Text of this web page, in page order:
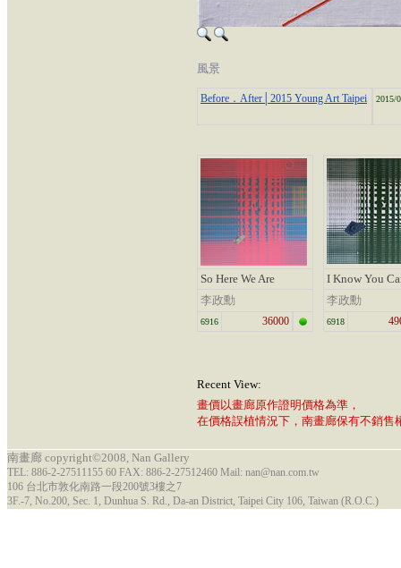
風景
Before．After│2015 Young Art Taipei 2015/
So Here We Are
李政勳
6916 36000
I Know You
李政勳
6918
Recent View:
畫價以畫廊原作證明價格為準，
在價格誤植情況下，南畫廊保有不銷售
南畫廊 copyright©2008, Nan Gallery
TEL: 886-2-27511155 60 FAX: 886-2-27512460 Mail: nan@nan.com.tw
106 台北市敦化南路一段200號3樓之7
3F.-7, No.200, Sec. 1, Dunhua S. Rd., Da-an District, Taipei City 106, Taiwan (R.O.C.)